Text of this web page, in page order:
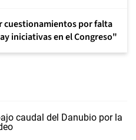
cuestionamientos por falta
iniciativas en el Congreso"